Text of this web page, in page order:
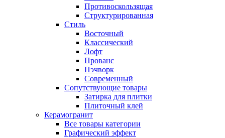
Противоскользящая
Структурированная
Стиль
Восточный
Классический
Лофт
Прованс
Пэчворк
Современный
Сопутствующие товары
Затирка для плитки
Плиточный клей
Керамогранит
Все товары категории
Графический эффект